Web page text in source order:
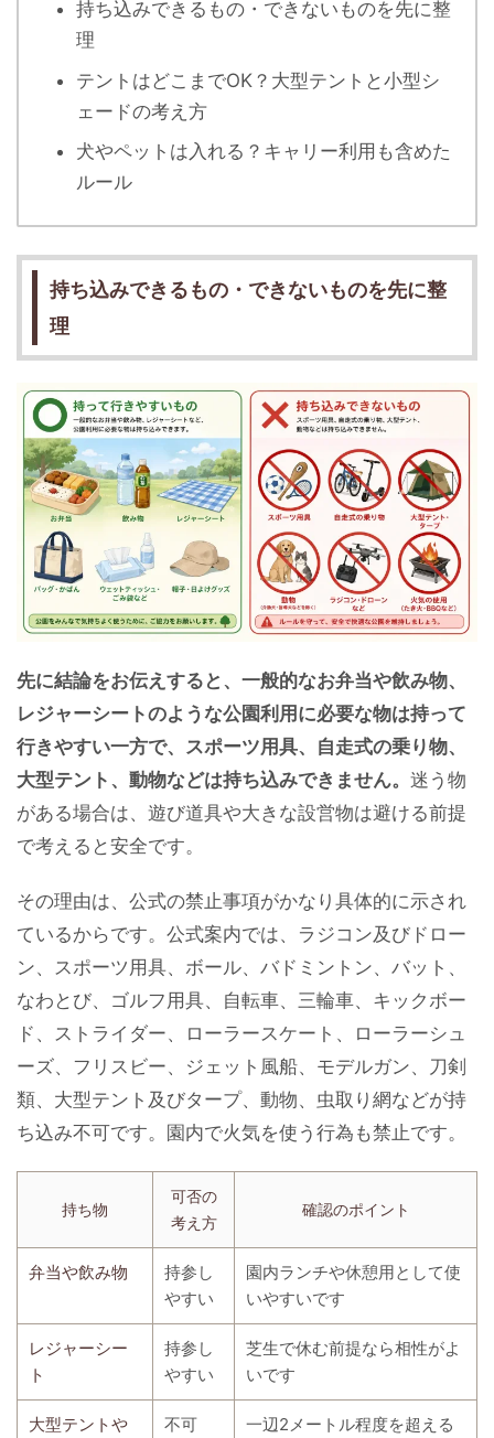
持ち込みできるもの・できないものを先に整
理
テントはどこまでOK？大型テントと小型シ
ェードの考え方
犬やペットは入れる？キャリー利用も含めた
ルール
持ち込みできるもの・できないものを先に整
理
先に結論をお伝えすると、一般的なお弁当や飲み物、
レジャーシートのような公園利用に必要な物は持って
行きやすい一方で、スポーツ用具、自走式の乗り物、
大型テント、動物などは持ち込みできません。 迷う物
がある場合は、遊び道具や大きな設営物は避ける前提
で考えると安全です。
その理由は、公式の禁止事項がかなり具体的に示され
ているからです。公式案内では、ラジコン及びドロー
ン、スポーツ用具、ボール、バドミントン、バット、
なわとび、ゴルフ用具、自転車、三輪車、キックボー
ド、ストライダー、ローラースケート、ローラーシュ
ーズ、フリスビー、ジェット風船、モデルガン、刀剣
類、大型テント及びタープ、動物、虫取り網などが持
ち込み不可です。園内で火気を使う行為も禁止です。
持ち物
可否の
考え方
確認のポイント
弁当や飲み物
持参し
やすい
園内ランチや休憩用として使
いやすいです
レジャーシー
ト
持参し
やすい
芝生で休む前提なら相性がよ
いです
大型テントや
不可
一辺2メートル程度を超える